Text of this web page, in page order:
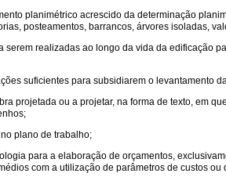
planimétrico acrescido da determinação
posteamentos, barrancos, árvores isoladas,
serem realizadas ao longo da vida da edificação
suficientes para subsidiarem o
projetada ou a projetar, na forma de texto, em
plano de trabalho;
para a elaboração de orçamentos,
com a utilização de parâmetros de custos